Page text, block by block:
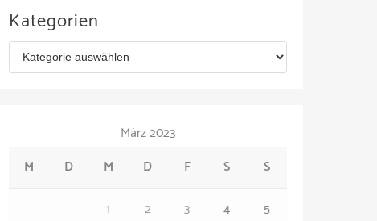
hKategorien
März 2023
M
D M D F S
S
1
2 3 4
5